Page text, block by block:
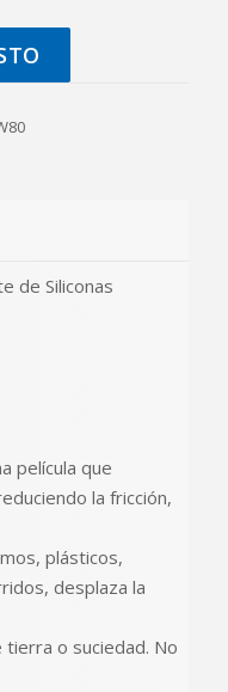
de Siliconas
película que
la fricción,
plásticos,
desplaza la
o suciedad. No